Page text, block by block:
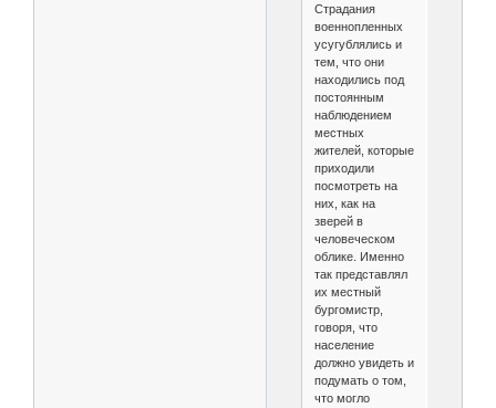
Страдания
военнопленных
усугублялись и
тем, что они
находились под
постоянным
наблюдением
местных
жителей, которые
приходили
посмотреть на
них, как на
зверей в
человеческом
облике. Именно
так представлял
их местный
бургомистр,
говоря, что
население
должно увидеть и
подумать о том,
что могло